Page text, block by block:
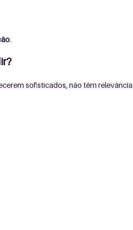
.
sofisticados, não têm relevância